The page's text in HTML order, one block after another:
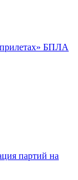
БПЛА
партий на